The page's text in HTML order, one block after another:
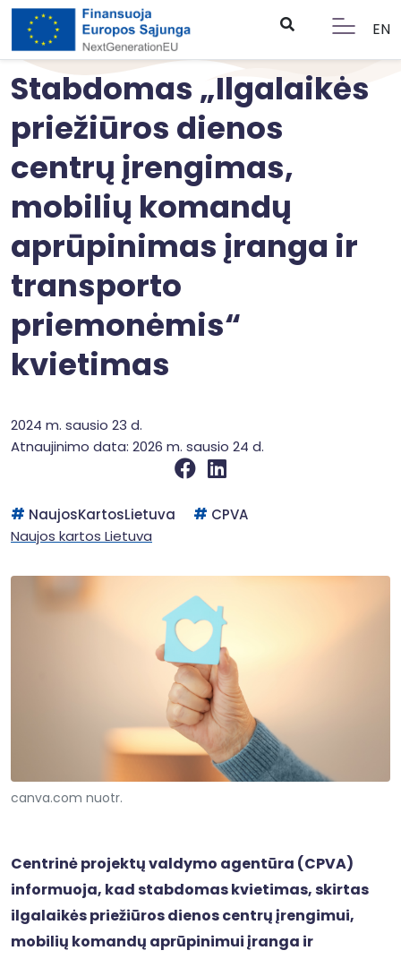
EN
Stabdomas „Ilgalaikės
priežiūros dienos
centrų įrengimas,
mobilių komandų
aprūpinimas įranga ir
transporto
priemonėmis“
kvietimas
2024 m. sausio 23 d.
Atnaujinimo data: 2026 m. sausio 24 d.
NaujosKartosLietuva
CPVA
Naujos kartos Lietuva
canva.com nuotr.
Centrinė projektų valdymo agentūra (CPVA)
informuoja, kad stabdomas kvietimas, skirtas
ilgalaikės priežiūros dienos centrų įrengimui,
mobilių komandų aprūpinimui įranga ir